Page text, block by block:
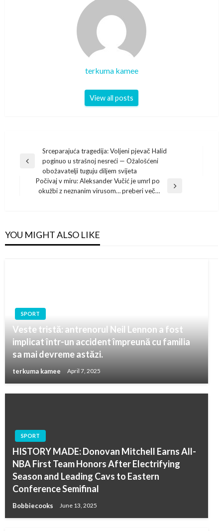
terkuma kamee
View all posts
navigation
Previous
Srceparajuća tragedija: Voljeni pjevač Halid
poginuo u strašnoj nesreći — Ožalošćeni
obožavatelji tuguju diljem svijeta
Next
Počivaj v miru: Aleksander Vučić je umrl po
okužbi z neznanim virusom… preberi več…
YOU MIGHT ALSO LIKE
SPORT
Veste tristă: antrenorul Neil Lennon a fost
implicat într-un accident împreună cu familia
sa mai devreme astăzi.
terkuma kamee April 7, 2025
SPORT
HISTORY MADE: Donovan Mitchell Earns All-
NBA First Team Honors After Electrifying
Season and Leading Cavs to Eastern
Conference Semifinal
Bobbiecooks June 13, 2025